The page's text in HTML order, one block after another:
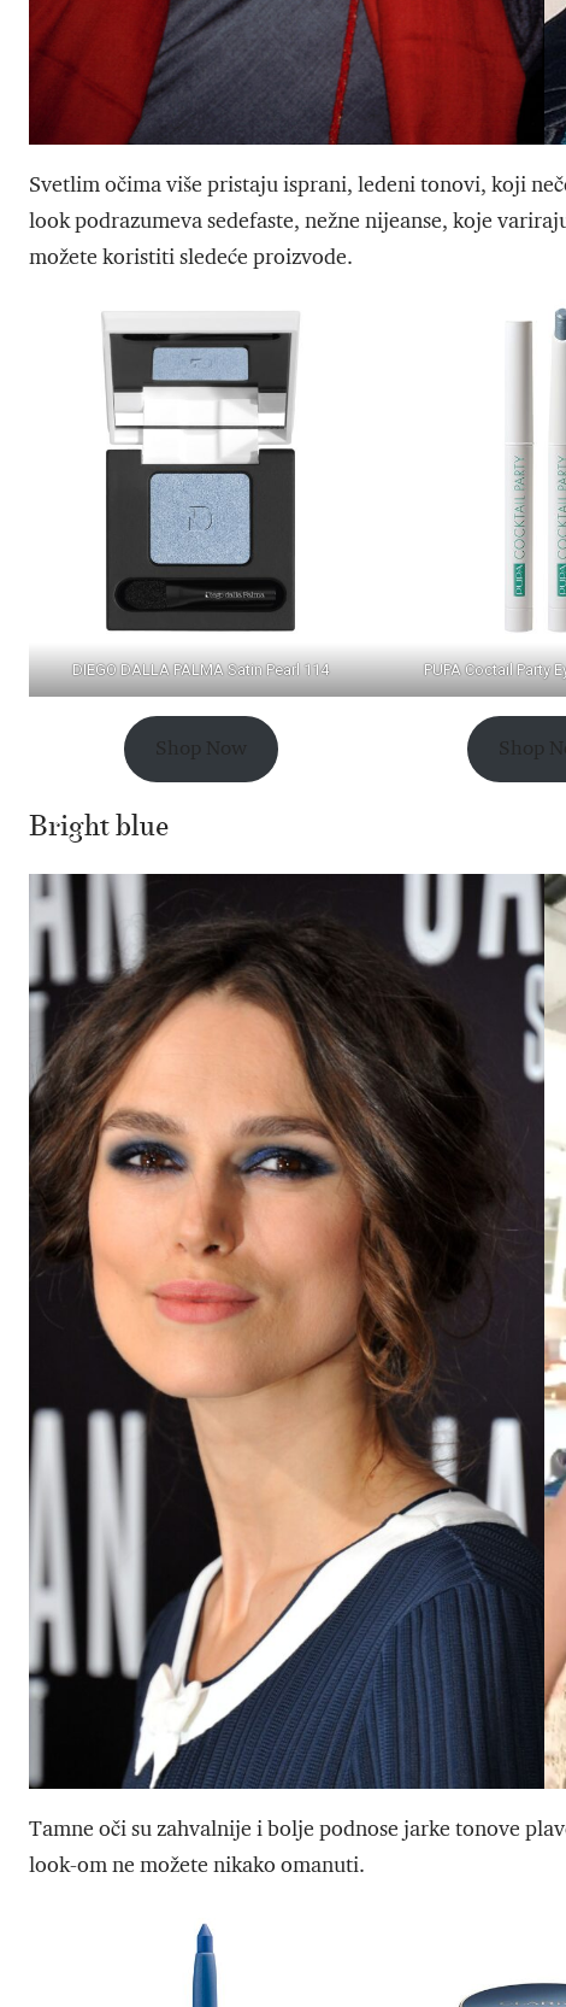
Svetlim očima više pristaju isprani, ledeni tonovi, koji
look podrazumeva sedefaste, nežne nijeanse, koje
možete koristiti sledeće proizvode.
DIEGO DALLA PALMA Satin Pearl 114 PUPA Coctail Party
Shop Now Shop
Bright blue
Tamne oči su zahvalnije i bolje podnose jarke tonove
look-om ne možete nikako omanuti.